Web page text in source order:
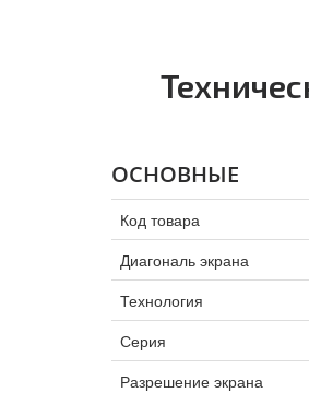
ОСНОВНЫЕ
Код товара
Диагональ экрана
Технология
Серия
Разрешение экрана